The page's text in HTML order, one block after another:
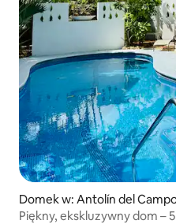
Domek w: Antolín del
Piękny, ekskluzywny dom –